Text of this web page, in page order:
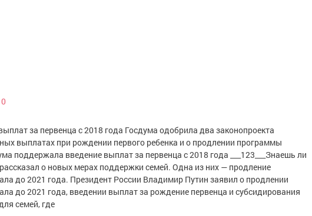
0
за первенца с 2018 года Госдума одобрила два законопроекта
выплатах при рождении первого ребенка и о продлении программы
поддержала введение выплат за первенца с 2018 года ___123___Знаешь ли
о новых мерах поддержки семей. Одна из них — продление
до 2021 года. Президент России Владимир Путин заявил о продлении
до 2021 года, введении выплат за рождение первенца и субсидирования
семей, где